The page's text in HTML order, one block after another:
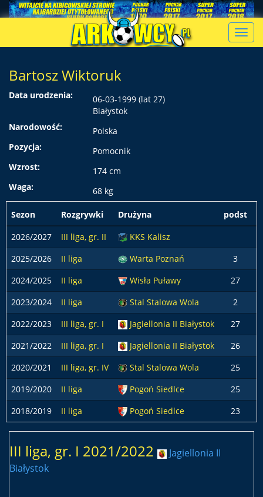
Bartosz Wiktoruk
Data urodzenia:
06-03-1999 (lat 27)
Białystok
Narodowość:
Polska
Pozycja:
Pomocnik
Wzrost:
174 cm
Waga:
68 kg
Sezon Rozgrywki Drużyna podst
2026/2027
III liga, gr. II
KKS Kalisz
2025/2026
II liga Warta Poznań
3
2024/2025
II liga Wisła Puławy
27
2023/2024
II liga Stal Stalowa Wola
2
2022/2023
III liga, gr. I Jagiellonia II Białystok
27
2021/2022
III liga, gr. I Jagiellonia II Białystok
26
2020/2021
III liga, gr. IV Stal Stalowa Wola
25
2019/2020
II liga Pogoń Siedlce
25
2018/2019
II liga Pogoń Siedlce 23
III liga, gr. I 2021/2022
Jagiellonia II
Białystok